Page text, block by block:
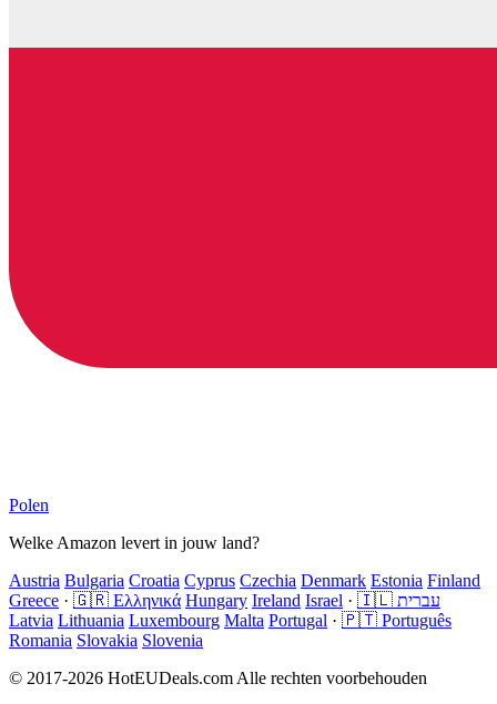
Polen
Welke Amazon levert in jouw land?
Austria Bulgaria Croatia Cyprus Czechia Denmark Estonia Finland
Greece · 🇬🇷 Ελληνικά Hungary Ireland Israel ·
🇮🇱 עברית
Latvia Lithuania Luxembourg Malta Portugal · 🇵🇹 Português
Romania Slovakia Slovenia
© 2017-2026 HotEUDeals.com Alle rechten voorbehouden